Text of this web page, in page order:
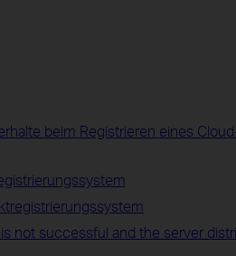
beim Registrieren eines
not successful and the server